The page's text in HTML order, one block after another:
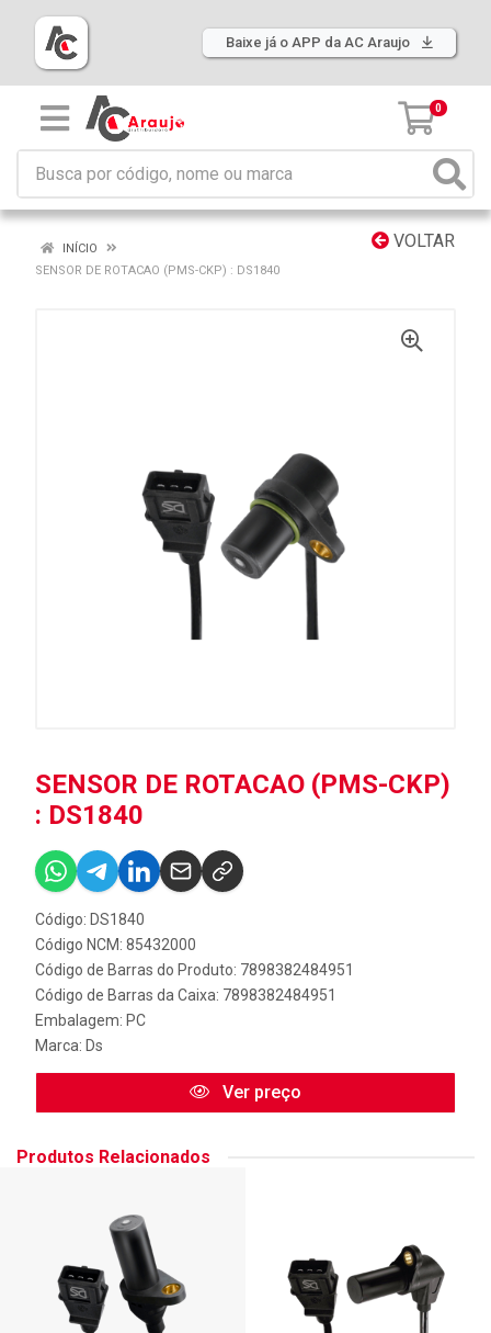
Baixe já o APP da AC Araujo
0
VOLTAR
INÍCIO
SENSOR DE ROTACAO (PMS-CKP) : DS1840
SENSOR DE ROTACAO (PMS-CKP)
: DS1840
Código: DS1840
Código NCM: 85432000
Código de Barras do Produto: 7898382484951
Código de Barras da Caixa: 7898382484951
Embalagem: PC
Marca: Ds
Ver preço
Produtos Relacionados